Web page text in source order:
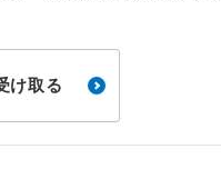
け取る女性限定
年齢制限あり ご